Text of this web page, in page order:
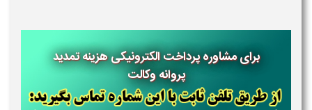
برای مشاوره پرداخت الکترونیکی هزینه تمدید
پروانه وکالت